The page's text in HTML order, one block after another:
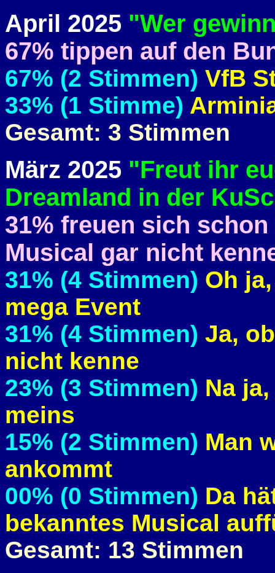
April 2025 "Wer
67% tippen auf den
67% (2 Stimmen) VfB
33% (1 Stimme)
Gesamt: 3 Stimmen
März 2025 "Freut ihr
Dreamland in der
31% freuen sich
Musical gar nicht
31% (4 Stimmen) Oh
mega Event
31% (4 Stimmen) Ja,
nicht kenne
23% (3 Stimmen) Na
meins
15% (2 Stimmen) Man
ankommt
00% (0 Stimmen) Da
bekanntes Musical
Gesamt: 13 Stimmen